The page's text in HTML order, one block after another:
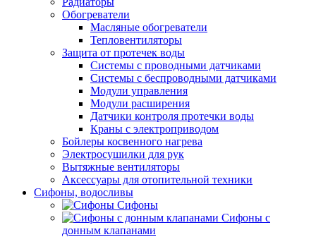
Обогреватели
Масляные обогреватели
Тепловентиляторы
Защита от протечек воды
Системы с проводными датчиками
Системы с беспроводными датчиками
Модули управления
Модули расширения
Датчики контроля протечки воды
Краны с электроприводом
Бойлеры косвенного нагрева
Электросушилки для рук
Вытяжные вентиляторы
Аксессуары для отопительной техники
Сифоны, водосливы
Сифоны
Сифоны с
донным клапанами